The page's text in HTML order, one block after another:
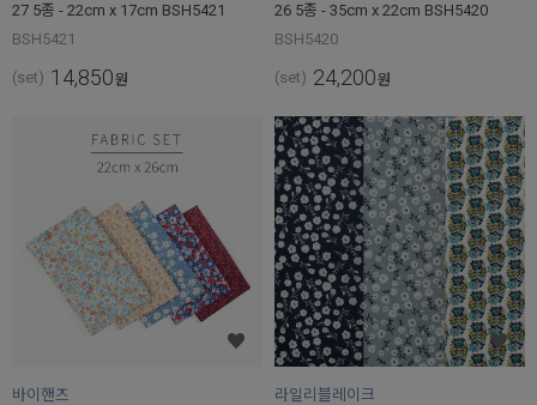
27 5종 - 22cm x 17cm BSH5421
BSH5421
(set) 14,850원
26 5종 - 35cm x 22cm BSH5420
BSH5420
(set) 24,200원
바이핸즈 라일리블레이크